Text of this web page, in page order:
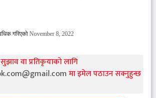
गरिएको November 8, 2022
वा प्रतिकृयाको लागि
मा इमेल पठाउन सक्नुहुन्छ